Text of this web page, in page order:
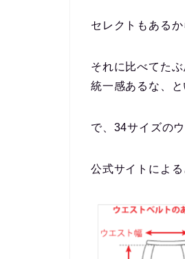
セレクトもある
それに比べてた
統一感あるな、と
で、34サイズの
公式サイトによ